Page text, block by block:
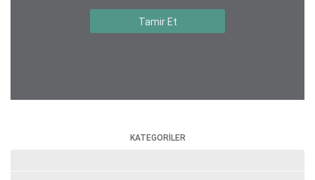
KATEGORİLER